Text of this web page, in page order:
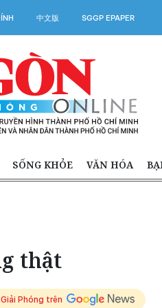
中文版 SGGP EPAPER
SỐNG KHỎE VĂN HÓA
thật
Phóng trên